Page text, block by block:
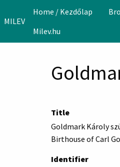
MILEV
Home / Kezdőlap
Milev.hu
Title
Goldmark Károly
Birthouse of Carl
Identifier